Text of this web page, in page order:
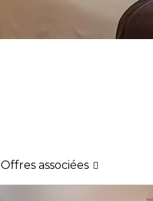
Offres associées